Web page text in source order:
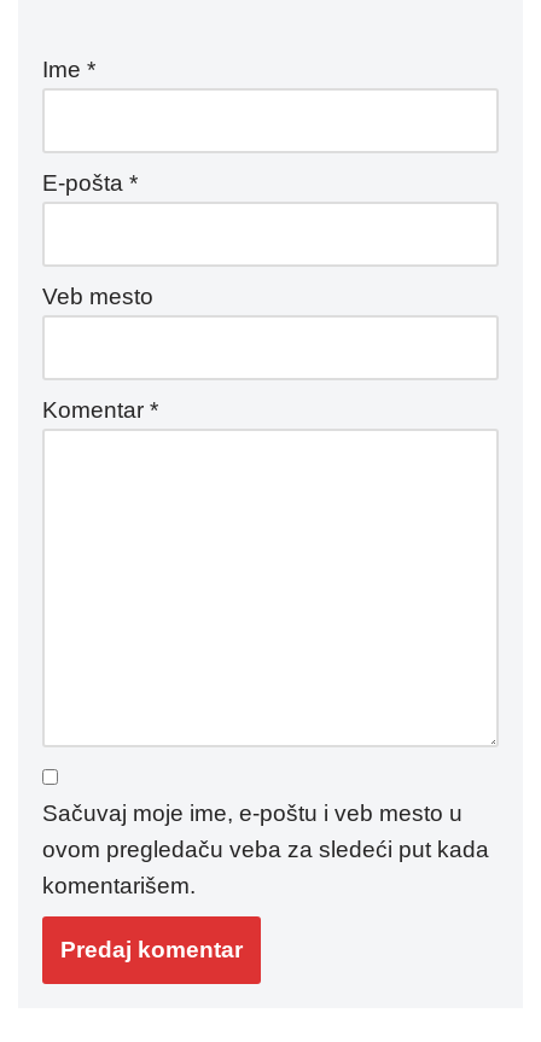
Ime *
E-pošta *
Veb mesto
Komentar *
Sačuvaj moje ime, e-poštu i veb mesto u
ovom pregledaču veba za sledeći put kada
komentarišem.